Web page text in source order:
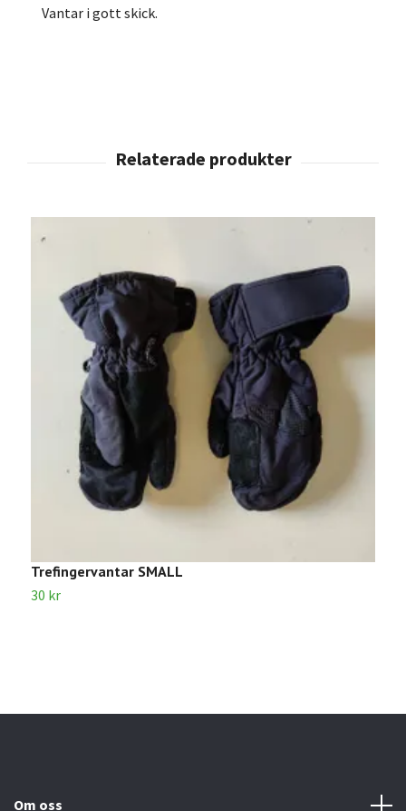
Vantar i gott skick.
Trefingervantar SMALL
30 kr
Om oss